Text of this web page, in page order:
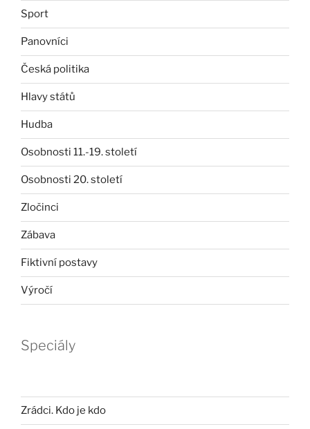
Sport
Panovníci
Česká politika
Hlavy států
Hudba
Osobnosti 11.-19. století
Osobnosti 20. století
Zločinci
Zábava
Fiktivní postavy
Výročí
Speciály
Zrádci. Kdo je kdo